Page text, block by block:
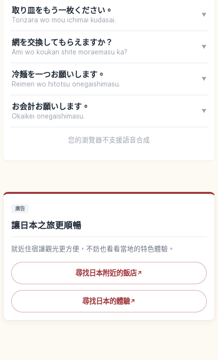
取り皿をもう一枚ください。
Torizara wo mou ichimai kudasai.
▼
網を交換してもらえますか？
Ami wo koukan shite moraemasu ka?
▼
冷麺を一つお願いします。
Reimen wo hitotsu onegaishimasu.
▼
お会計お願いします。
Okaikei onegaishimasu.
▼
您的瀏覽器不支援語音合成
廣告
讓日本之旅更順暢
就近住宿讓觀光更方便，不妨也看看當地的特色體驗。
尋找日本附近的飯店↗
尋找日本的體驗↗